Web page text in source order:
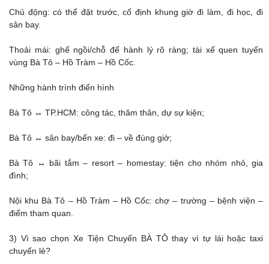
Chủ động: có thể đặt trước, cố định khung giờ đi làm, đi học, đi
sân bay.
Thoải mái: ghế ngồi/chỗ để hành lý rõ ràng; tài xế quen tuyến
vùng Bà Tô – Hồ Tràm – Hồ Cốc.
Những hành trình điển hình
Bà Tô ↔ TP.HCM: công tác, thăm thân, dự sự kiện;
Bà Tô ↔ sân bay/bến xe: đi – về đúng giờ;
Bà Tô ↔ bãi tắm – resort – homestay: tiện cho nhóm nhỏ, gia
đình;
Nội khu Bà Tô – Hồ Tràm – Hồ Cốc: chợ – trường – bệnh viện –
điểm tham quan.
3) Vì sao chọn Xe Tiện Chuyến BÀ TÔ thay vì tự lái hoặc taxi
chuyến lẻ?